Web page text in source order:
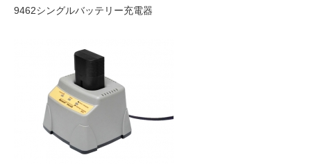
9462シングルバッテリー充電器